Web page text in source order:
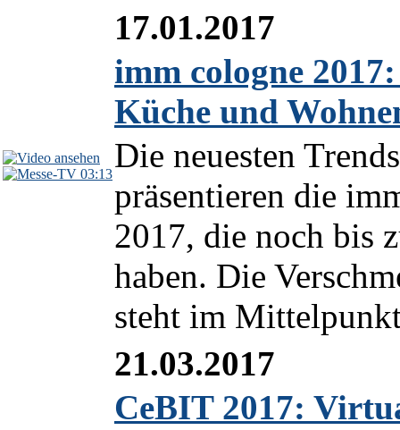
03:13
17.01.2017
imm cologne
Küche und
Die neuesten
präsentieren die
2017, die noch bis
haben. Die
steht im
21.03.2017
CeBIT 2017: